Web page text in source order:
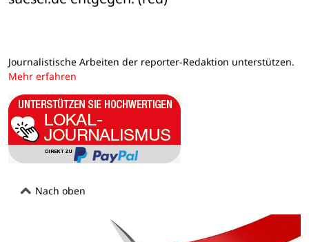
Journalistische Arbeiten der reporter-Redaktion unterstützen.
Mehr erfahren
Nach oben